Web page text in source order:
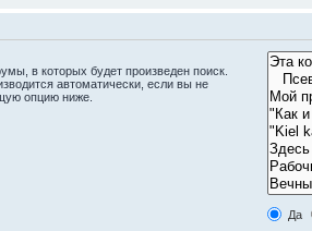
в которых будет произведен поиск.
автоматически, если вы не
опцию ниже.
Да